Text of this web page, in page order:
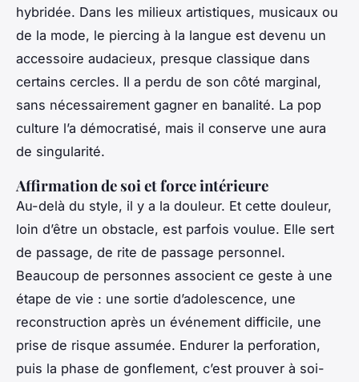
hybridée. Dans les milieux artistiques, musicaux ou
de la mode, le piercing à la langue est devenu un
accessoire audacieux, presque classique dans
certains cercles. Il a perdu de son côté marginal,
sans nécessairement gagner en banalité. La pop
culture l’a démocratisé, mais il conserve une aura
de singularité.
Affirmation de soi et force intérieure
Au-delà du style, il y a la douleur. Et cette douleur,
loin d’être un obstacle, est parfois voulue. Elle sert
de passage, de rite de passage personnel.
Beaucoup de personnes associent ce geste à une
étape de vie : une sortie d’adolescence, une
reconstruction après un événement difficile, une
prise de risque assumée. Endurer la perforation,
puis la phase de gonflement, c’est prouver à soi-